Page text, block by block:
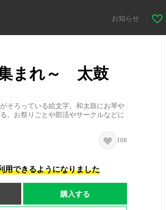
お知らせ
まれ～ 太鼓
そろっている絵文字。和太鼓にお琴や
。お祭りごとや部活やサークルなどに
108
用できるようになりました
購入する